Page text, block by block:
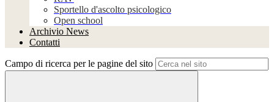
Sportello d'ascolto psicologico
Open school
Archivio News
Contatti
Campo di ricerca per le pagine del sito